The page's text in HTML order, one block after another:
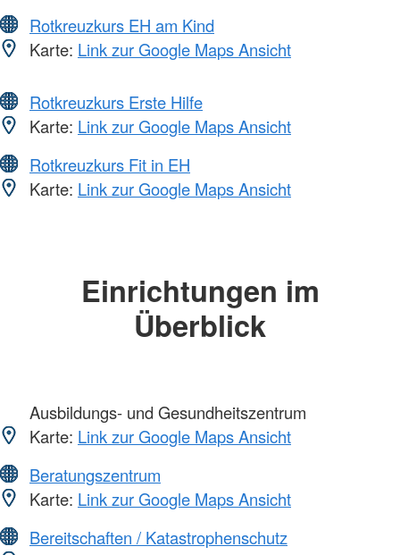
Rotkreuzkurs EH am Kind
Karte: Link zur Google Maps Ansicht
Rotkreuzkurs Erste Hilfe
Karte: Link zur Google Maps Ansicht
Rotkreuzkurs Fit in EH
Karte: Link zur Google Maps Ansicht
Einrichtungen im
Überblick
Ausbildungs- und Gesundheitszentrum
Karte: Link zur Google Maps Ansicht
Beratungszentrum
Karte: Link zur Google Maps Ansicht
Bereitschaften / Katastrophenschutz